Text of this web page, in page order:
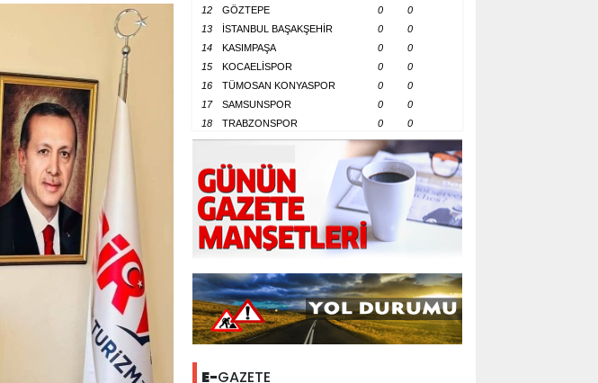
12
GÖZTEPE 0
0
13
İSTANBUL BAŞAKŞEHİR 0
0
14
KASIMPAŞA 0
0
15
KOCAELİSPOR 0
0
16
TÜMOSAN KONYASPOR 0
0
17
SAMSUNSPOR 0
0
18
TRABZONSPOR 0 0
E-GAZETE